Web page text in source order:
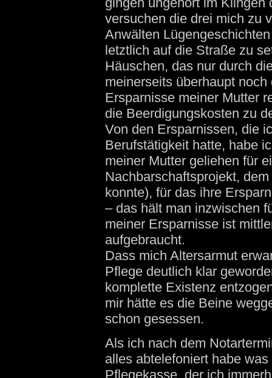
versuchen die drei mich zu
Anwälten
letztlich auf die Straße zu
Häuschen, das nur durch
meinerseits überhaupt
Ersparnisse meiner Mutter
die Beerdigungskosten zu
Von den Ersparnissen, die
Berufstätigkeit hatte, habe
meiner Mutter geliehen für
Nachbarschaftsprojekt,
konnte), für das ihre
– das hält man inzwischen
meiner Ersparnisse ist
aufgebraucht.
Dass mich Altersarmut
Pflege deutlich klar
komplette Existenz
mir hätte es die Beine
schon gesessen.
Als ich nach dem
alles abtelefoniert habe
Pflegekasse, der ich